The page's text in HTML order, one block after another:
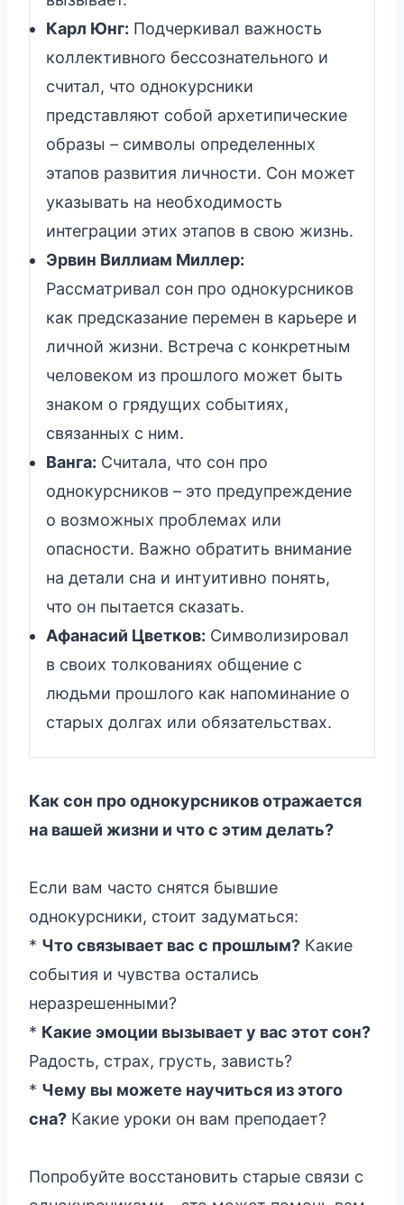
Карл Юнг: Подчеркивал важность
коллективного бессознательного и
считал, что однокурсники
представляют собой архетипические
образы – символы определенных
этапов развития личности. Сон может
указывать на необходимость
интеграции этих этапов в свою жизнь.
Эрвин Виллиам Миллер:
Рассматривал сон про однокурсников
как предсказание перемен в карьере и
личной жизни. Встреча с конкретным
человеком из прошлого может быть
знаком о грядущих событиях,
связанных с ним.
Ванга: Считала, что сон про
однокурсников – это предупреждение
о возможных проблемах или
опасности. Важно обратить внимание
на детали сна и интуитивно понять,
что он пытается сказать.
Афанасий Цветков: Символизировал
в своих толкованиях общение с
людьми прошлого как напоминание о
старых долгах или обязательствах.
Как сон про однокурсников отражается
на вашей жизни и что с этим делать?
Если вам часто снятся бывшие
однокурсники, стоит задуматься:
* Что связывает вас с прошлым? Какие
события и чувства остались
неразрешенными?
* Какие эмоции вызывает у вас этот сон?
Радость, страх, грусть, зависть?
* Чему вы можете научиться из этого
сна? Какие уроки он вам преподает?
Попробуйте восстановить старые связи с